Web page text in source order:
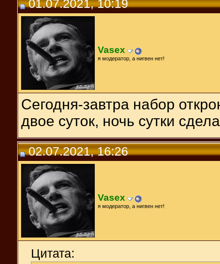
01.07.2021, 10:19
Vasex
я модератор, а нигвен нет!
Сегодня-завтра набор
двое суток, ночь сутки
02.07.2021, 16:26
Vasex
я модератор, а нигвен нет!
Цитата: